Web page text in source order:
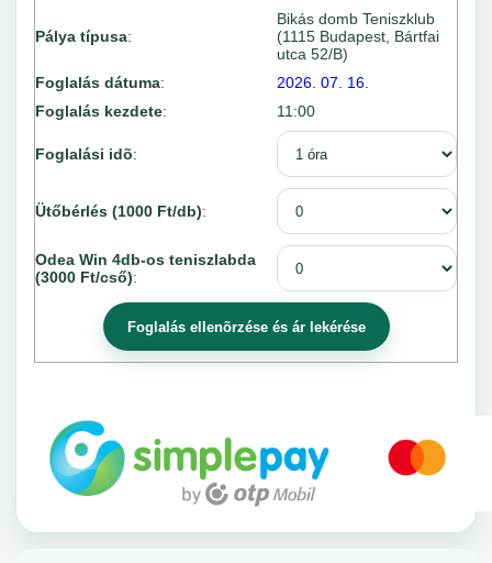
Pálya típusa:
Bikás domb Teniszklub
(1115 Budapest, Bártfai
utca 52/B)
Foglalás dátuma:
2026. 07. 16.
Foglalás kezdete: 11:00
Foglalási idõ:
Ütőbérlés (1000 Ft/db):
Odea Win 4db-os teniszlabda
(3000 Ft/cső):